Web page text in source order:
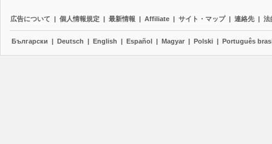
広告について | 個人情報規定 | 最新情報 | Affiliate | サイト・マップ | 連絡先 | 法
Български | Deutsch | English | Español | Magyar | Polski | Português